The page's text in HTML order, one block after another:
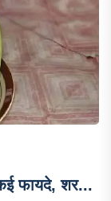
फायदे, शर...